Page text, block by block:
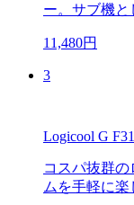
ー。サブ機と
11,480円
3
Logicool G
コスパ抜群
ムを手軽に楽